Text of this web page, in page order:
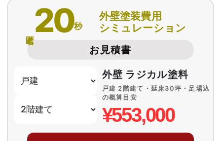
20秒
外壁塗装費用
シミュレーション
お見積書
外壁 ラジカル塗料
戸建 2階建て・延床30坪・足場込
の概算目安
¥553,000